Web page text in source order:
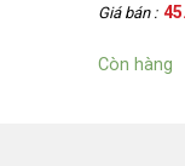
Giá bán :
Còn hàng